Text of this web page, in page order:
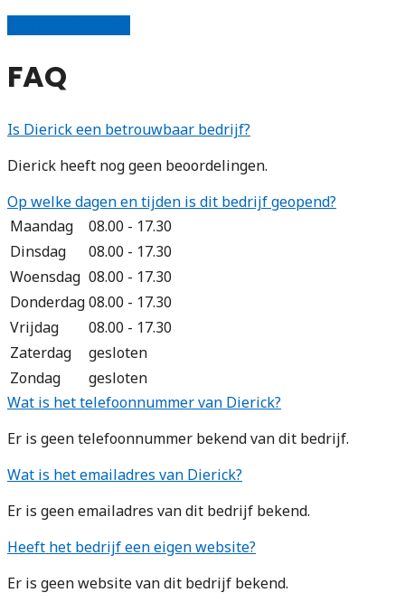
FAQ
Is Dierick een betrouwbaar bedrijf?
Dierick heeft nog geen beoordelingen.
Op welke dagen en tijden is dit bedrijf geopend?
Maandag
08.00 - 17.30
Dinsdag
08.00 - 17.30
Woensdag 08.00 - 17.30
Donderdag08.00 - 17.30
Vrijdag
08.00 - 17.30
Zaterdag
gesloten
Zondag
gesloten
Wat is het telefoonnummer van Dierick?
Er is geen telefoonnummer bekend van dit bedrijf.
Wat is het emailadres van Dierick?
Er is geen emailadres van dit bedrijf bekend.
Heeft het bedrijf een eigen website?
Er is geen website van dit bedrijf bekend.